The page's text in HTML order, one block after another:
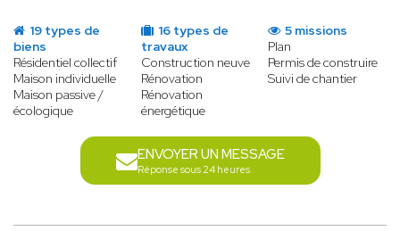
19 types de
biens
Résidentiel collectif
Maison individuelle
Maison passive /
écologique
16 types de
travaux
Construction neuve
Rénovation
Rénovation
énergétique
5 missions
Plan
Permis de construire
Suivi de chantier
ENVOYER UN MESSAGE
Réponse sous 24 heures